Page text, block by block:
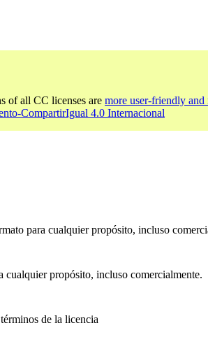
of all CC licenses are more user-friendly
CompartirIgual 4.0 Internacional
para cualquier propósito, incluso
propósito, incluso comercialmente.
de la licencia